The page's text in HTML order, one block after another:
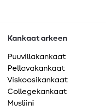
Kankaat arkeen
Puuvillakankaat
Pellavakankaat
Viskoosikankaat
Collegekankaat
Musliini